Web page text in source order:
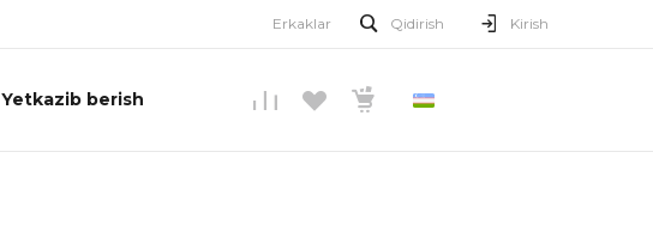
Erkaklar Qidirish Kirish
Yetkazib berish